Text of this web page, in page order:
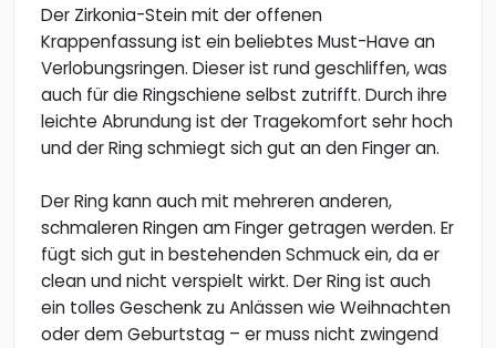
Der Zirkonia-Stein mit der offenen
Krappenfassung ist ein beliebtes Must-Have an
Verlobungsringen. Dieser ist rund geschliffen, was
auch für die Ringschiene selbst zutrifft. Durch ihre
leichte Abrundung ist der Tragekomfort sehr hoch
und der Ring schmiegt sich gut an den Finger an.
Der Ring kann auch mit mehreren anderen,
schmaleren Ringen am Finger getragen werden. Er
fügt sich gut in bestehenden Schmuck ein, da er
clean und nicht verspielt wirkt. Der Ring ist auch
ein tolles Geschenk zu Anlässen wie Weihnachten
oder dem Geburtstag – er muss nicht zwingend